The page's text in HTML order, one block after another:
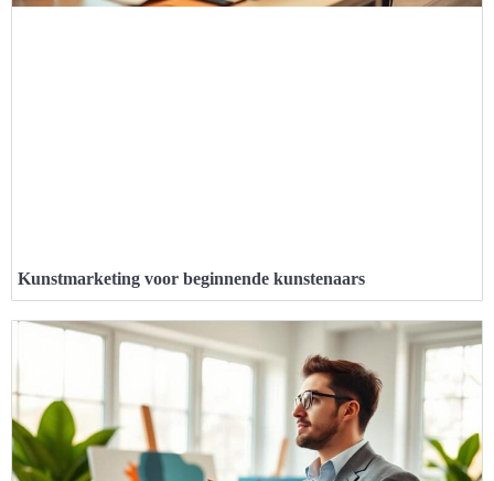
Kunstmarketing voor beginnende kunstenaars